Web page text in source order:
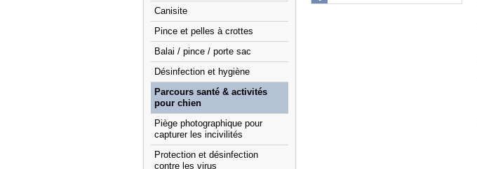
Canisite
Pince et pelles à crottes
Balai / pince / porte sac
Désinfection et hygiène
Parcours santé & activités
pour chien
Piège photographique pour
capturer les incivilités
Protection et désinfection
contre les virus